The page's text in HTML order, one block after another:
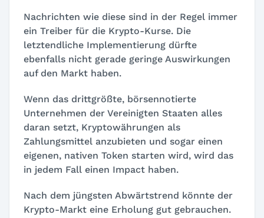
Nachrichten wie diese sind in der Regel immer
ein Treiber für die Krypto-Kurse. Die
letztendliche Implementierung dürfte
ebenfalls nicht gerade geringe Auswirkungen
auf den Markt haben.
Wenn das drittgrößte, börsennotierte
Unternehmen der Vereinigten Staaten alles
daran setzt, Kryptowährungen als
Zahlungsmittel anzubieten und sogar einen
eigenen, nativen Token starten wird, wird das
in jedem Fall einen Impact haben.
Nach dem jüngsten Abwärtstrend könnte der
Krypto-Markt eine Erholung gut gebrauchen.